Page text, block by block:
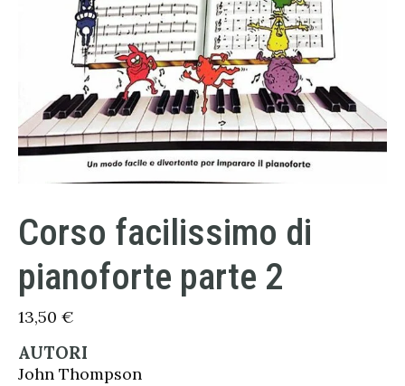
Corso facilissimo di
pianoforte parte 2
13,50 €
AUTORI
John Thompson